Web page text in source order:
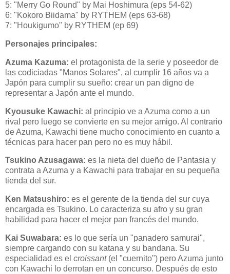
5: "Merry Go Round" by Mai Hoshimura (eps 54-62)
6: "Kokoro Biidama" by RYTHEM (eps 63-68)
7: "Houkigumo" by RYTHEM (ep 69)
Personajes principales:
Azuma Kazuma: el protagonista de la serie y poseedor de
las codiciadas "Manos Solares", al cumplir 16 años va a
Japón para cumplir su sueño: crear un pan digno de
representar a Japón ante el mundo.
Kyousuke Kawachi: al principio ve a Azuma como a un
rival pero luego se convierte en su mejor amigo. Al contrario
de Azuma, Kawachi tiene mucho conocimiento en cuanto a
técnicas para hacer pan pero no es muy hábil.
Tsukino Azusagawa: es la nieta del dueño de Pantasia y
contrata a Azuma y a Kawachi para trabajar en su pequeña
tienda del sur.
Ken Matsushiro: es el gerente de la tienda del sur cuya
encargada es Tsukino. Lo caracteriza su afro y su gran
habilidad para hacer el mejor pan francés del mundo.
Kai Suwabara: es lo que sería un "panadero samurai",
siempre cargando con su katana y su bandana. Su
especialidad es el croissant (el "cuernito") pero Azuma junto
con Kawachi lo derrotan en un concurso. Después de esto